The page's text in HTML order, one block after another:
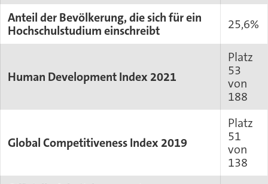
Anteil der Bevölkerung, die sich für ein
Hochschulstudium einschreibt
25,6%
Human Development Index 2021
Platz
53
von
188
Global Competitiveness Index 2019
Platz
51
von
138